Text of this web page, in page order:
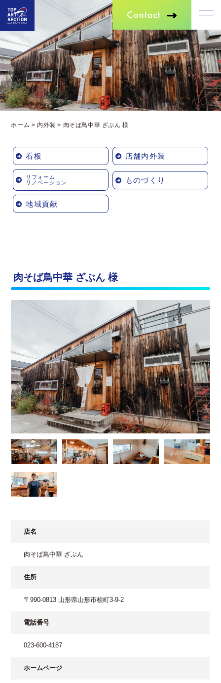
ホーム > 内外装 > 肉そば鳥中華 ざぶん 様
看板 店舗内外装
リフォーム
リノベーション
ものづくり
地域貢献
肉そば鳥中華 ざぶん 様
店名
肉そば鳥中華 ざぶん
住所
〒990-0813 山形県山形市桧町3-9-2
電話番号
023-600-4187
ホームページ